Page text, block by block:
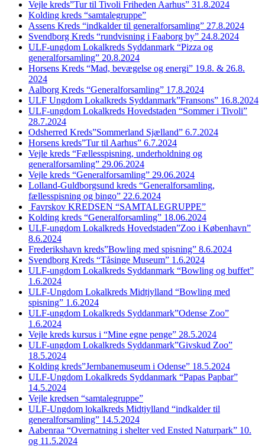
Vejle kreds”Tur til Tivoli Friheden Aarhus” 31.8.2024
Kolding kreds “samtalegruppe”
Assens Kreds “indkalder til generalforsamling” 27.8.2024
Svendborg Kreds “rundvisning i Faaborg by” 24.8.2024
ULF-ungdom Lokalkreds Syddanmark “Pizza og
generalforsamling” 20.8.2024
Horsens Kreds “Mad, bevægelse og energi” 19.8. & 26.8.
2024
Aalborg Kreds “Generalforsamling” 17.8.2024
ULF Ungdom Lokalkreds Syddanmark”Fransons” 16.8.2024
ULF-ungdom Lokalkreds Hovedstaden “Sommer i Tivoli”
28.7.2024
Odsherred Kreds”Sommerland Sjælland” 6.7.2024
Horsens kreds”Tur til Aarhus” 6.7.2024
Vejle kreds “Fællesspisning, underholdning og
generalforsamling” 29.06.2024
Vejle kreds “Generalforsamling” 29.06.2024
Lolland-Guldborgsund kreds “Generalforsamling,
fællesspisning og bingo” 22.6.2024
Favrskov KREDSEN “SAMTALEGRUPPE”
Kolding kreds “Generalforsamling” 18.06.2024
ULF-ungdom Lokalkreds Hovedstaden”Zoo i København”
8.6.2024
Frederikshavn kreds”Bowling med spisning” 8.6.2024
Svendborg Kreds “Tåsinge Museum” 1.6.2024
ULF-ungdom Lokalkreds Syddanmark “Bowling og buffet”
1.6.2024
ULF-Ungdom Lokalkreds Midtjylland “Bowling med
spisning” 1.6.2024
ULF-ungdom Lokalkreds Syddanmark”Odense Zoo”
1.6.2024
Vejle kreds kursus i “Mine egne penge” 28.5.2024
ULF-ungdom Lokalkreds Syddanmark”Givskud Zoo”
18.5.2024
Kolding kreds”Jernbanemuseum i Odense” 18.5.2024
ULF-Ungdom Lokalkreds Syddanmark “Papas Papbar”
14.5.2024
Vejle kredsen “samtalegruppe”
ULF-Ungdom lokalkreds Midtjylland “indkalder til
generalforsamling” 14.5.2024
Aabenraa “Overnatning i shelter ved Ensted Naturpark” 10.
og 11.5.2024